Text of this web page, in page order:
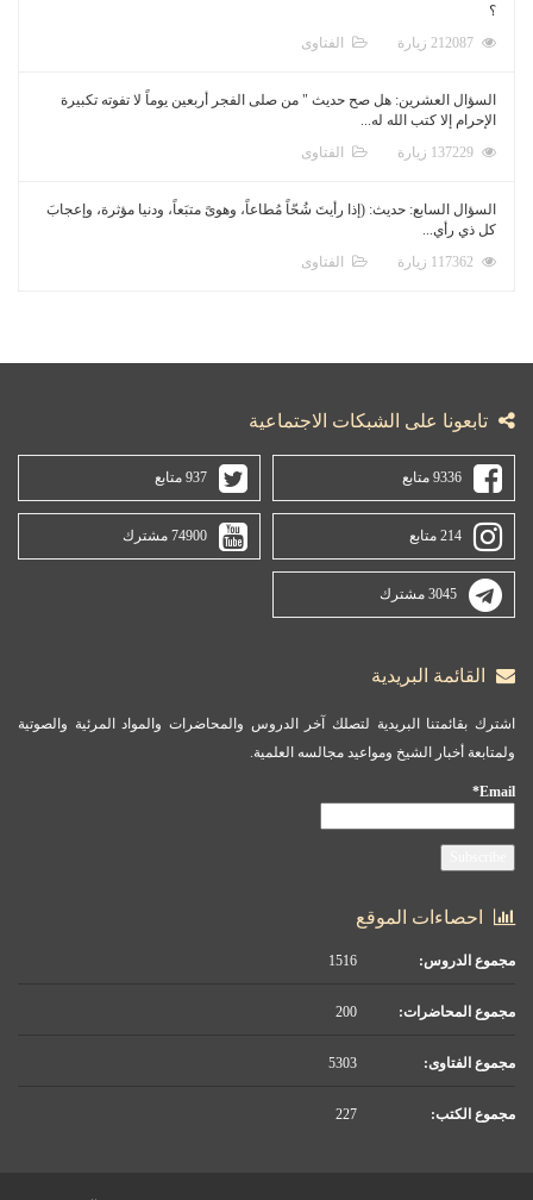
؟
الفتاوى
السؤال العشرين: هل صح حديث " من صلى الفجر أربعين يوماً لا تفوته تكبيرة
الإحرام إلا كتب الله له...
الفتاوى
السؤال السابع: حديث: (إذا رأيتَ شُحّاً مُطاعاً، وهوىً متبَعاً، ودنيا مؤثرة، وإعجابَ
كل ذي رأي...
الفتاوى
تابعونا على الشبكات الاجتماعية
9336 متابع 937 متابع
214 متابع 74900 مشترك
3045 مشترك
القائمة البريدية
اشترك بقائمتنا البريدية لتصلك آخر الدروس والمحاضرات والمواد المرئية والصوتية
ولمتابعة أخبار الشيخ ومواعيد مجالسه العلمية.
Email*
احصاءات الموقع
مجموع الدروس:
مجموع المحاضرات:
مجموع الفتاوى:
مجموع الكتب: